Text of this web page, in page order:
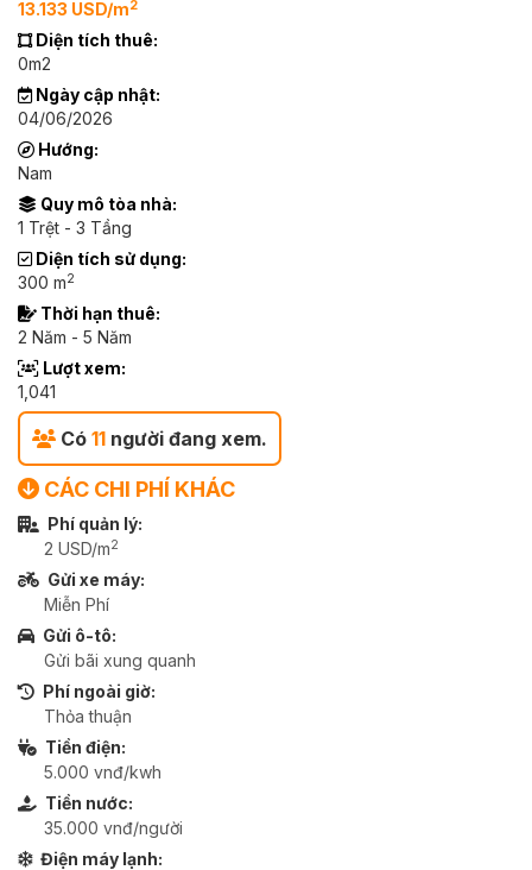
13.133 USD/m2
Diện tích thuê:
0m2
Ngày cập nhật:
04/06/2026
Hướng:
Nam
Quy mô tòa nhà:
1 Trệt - 3 Tầng
Diện tích sử dụng:
300 m2
Thời hạn thuê:
2 Năm - 5 Năm
Lượt xem:
1,041
Có 11 người đang xem.
CÁC CHI PHÍ KHÁC
Phí quản lý:
2 USD/m2
Gửi xe máy:
Miễn Phí
Gửi ô-tô:
Gửi bãi xung quanh
Phí ngoài giờ:
Thỏa thuận
Tiền điện:
5.000 vnđ/kwh
Tiền nước:
35.000 vnđ/người
Điện máy lạnh: